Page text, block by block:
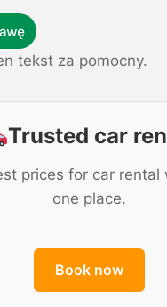
tekst za pomocny.
Trusted car
prices for car rental
one place.
Book now